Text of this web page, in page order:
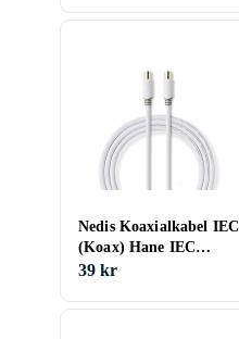
Nedis Koaxialkabel IEC
(Koax) Hane IEC
(Koax) Hona
Ohm Dubbelskärmad
39 kr